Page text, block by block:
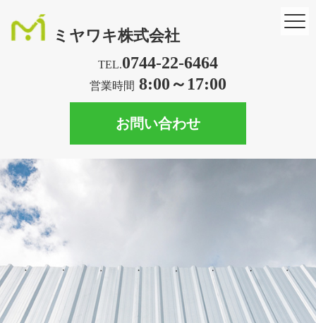
ミヤワキ株式会社
TEL.0744-22-6464
営業時間 8:00～17:00
お問い合わせ